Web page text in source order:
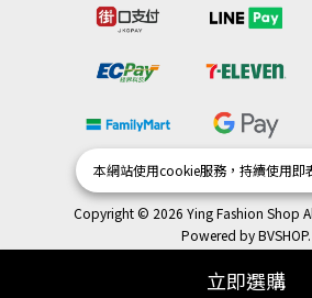
本網站使用cookie服務，持續使用即
立即選購
Copyright © 2026 Ying Fashion Shop
Powered byBVSHOP.